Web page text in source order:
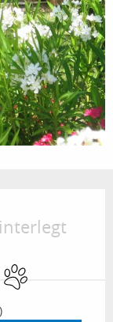
Tiere erlaubt